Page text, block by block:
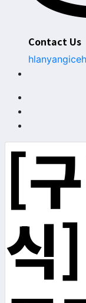
Contact Us
[
식